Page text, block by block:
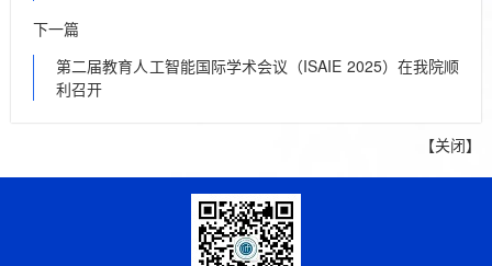
下一篇
第二届教育人工智能国际学术会议（ISAIE 2025）在我院顺
利召开
【关闭】